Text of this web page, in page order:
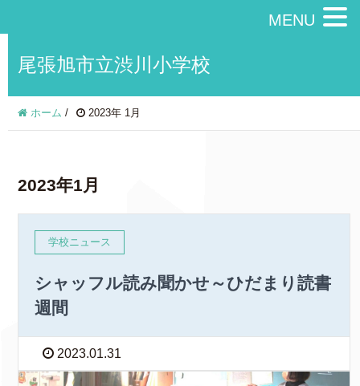
尾張旭市立渋川小学校
ホーム / 2023年 1月
2023年1月
学校ニュース
シャッフル読み聞かせ～ひだまり読書
週間
2023.01.31
MENU